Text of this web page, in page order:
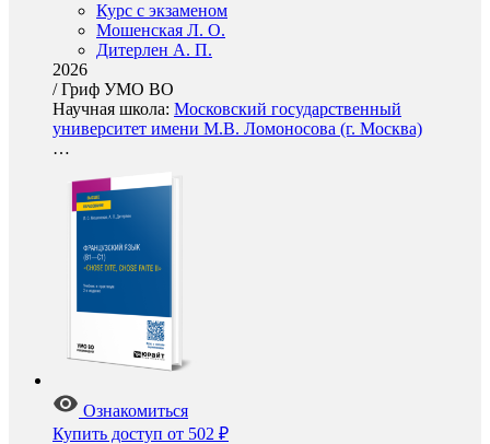
Курс с экзаменом
Мошенская Л. О.
Дитерлен А. П.
2026
/Гриф УМО ВО
Научная школа: Московский государственный
университет имени М.В. Ломоносова (г. Москва)
…
Ознакомиться
Купить доступ от 502 ₽